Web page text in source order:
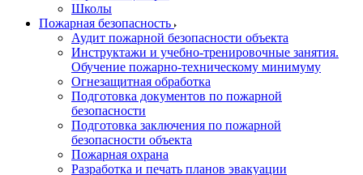
Школы
Пожарная безопасность
Аудит пожарной безопасности объекта
Инструктажи и учебно-тренировочные занятия.
Обучение пожарно-техническому минимуму
Огнезащитная обработка
Подготовка документов по пожарной
безопасности
Подготовка заключения по пожарной
безопасности объекта
Пожарная охрана
Разработка и печать планов эвакуации